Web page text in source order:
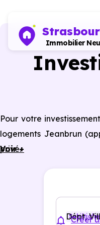
Immobilier
Pour votre
logements Jeanbrun
privé.
Voir +
Dépt,
Créer